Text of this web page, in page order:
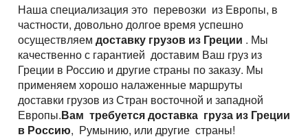
Услуги перевозок
Основные типы транспорта
Тентованный, полуприцеп
Рефрижератор
Автопоезд c Прицепом 120 куб.
Мегатрейлер. Объём 105 куб.
Типы перевозок
Автомобильные грузоперевозки
Перевозки сборных грузов
Морские перевозки
Морские грузоперевозки
Ж.Д. грузоперевозки
Заказ услуг
Биржа: Транспорт и грузы
Город выгрузки
Наименование груза
Дата погрузки
Тип транспорта
Вес груза (т)
Наша специализация это перевозки из Европы, в
частности, довольно долгое время успешно
осуществляем доставку грузов из Греции . Мы
качественно с гарантией доставим Ваш груз из
Греции в Россию и другие страны по заказу. Мы
применяем хорошо налаженные маршруты
доставки грузов из Стран восточной и западной
Европы.Вам требуется доставка груза из Греции
в Россию, Румынию, или другие страны!
Наименование груза
Дата погрузки
Тип транспорта
Вес груза (т)
Объем груза
Тип транспорта
Свободен с
Вес груза (т)
Объем груза
Компания